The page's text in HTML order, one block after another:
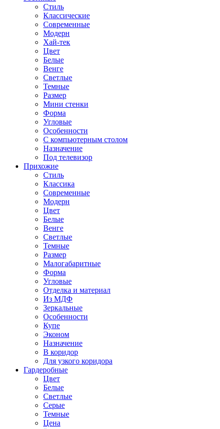
Стиль
Классические
Современные
Модерн
Хай-тек
Цвет
Белые
Венге
Светлые
Темные
Размер
Мини стенки
Форма
Угловые
Особенности
С компьютерным столом
Назначение
Под телевизор
Прихожие
Стиль
Классика
Современные
Модерн
Цвет
Белые
Венге
Светлые
Темные
Размер
Малогабаритные
Форма
Угловые
Отделка и материал
Из МДФ
Зеркальные
Особенности
Купе
Эконом
Назначение
В коридор
Для узкого коридора
Гардеробные
Цвет
Белые
Светлые
Серые
Темные
Цена